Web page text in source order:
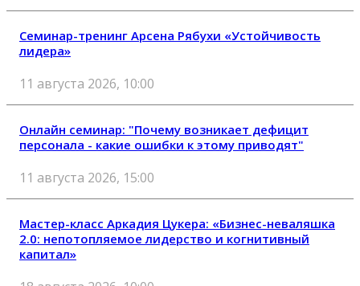
Семинар-тренинг Арсена Рябухи «Устойчивость
лидера»
11 августа 2026, 10:00
Онлайн семинар: "Почему возникает дефицит
персонала - какие ошибки к этому приводят"
11 августа 2026, 15:00
Мастер-класс Аркадия Цукера: «Бизнес-неваляшка
2.0: непотопляемое лидерство и когнитивный
капитал»